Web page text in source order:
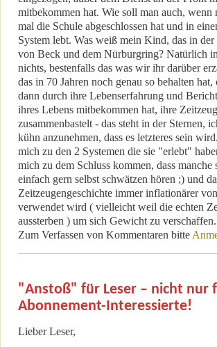
mitbekommen hat. Wie soll man auch, wenn
mal die Schule abgeschlossen hat und in
System lebt. Was weiß mein Kind, das in
von Beck und dem Nürburgring? Natürlich
nichts, bestenfalls das was wir ihr darüber
das in 70 Jahren noch genau so behalten hat,
dann durch ihre Lebenserfahrung und
ihres Lebens mitbekommen hat, ihre
zusammenbastelt - das steht in der Sternen,
kühn anzunehmen, dass es letzteres sein
mich zu den 2 Systemen die sie "erlebt"
mich zu dem Schluss kommen, dass
einfach gern selbst schwätzen hören ;) und
Zeitzeugengeschichte immer inflationärer
verwendet wird ( vielleicht weil die echten
aussterben ) um sich Gewicht zu
Zum Verfassen von Kommentaren bitte
"Anstoß" für Leser – nicht nur
Abonnement-Interessierte!
Lieber Leser,